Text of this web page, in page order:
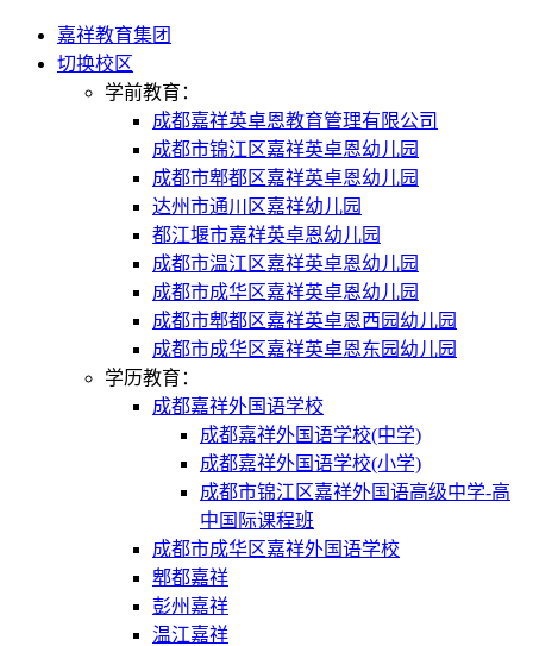
嘉祥教育集团
切换校区
学前教育：
成都嘉祥英卓恩教育管理有限公司
成都市锦江区嘉祥英卓恩幼儿园
成都市郫都区嘉祥英卓恩幼儿园
达州市通川区嘉祥幼儿园
都江堰市嘉祥英卓恩幼儿园
成都市温江区嘉祥英卓恩幼儿园
成都市成华区嘉祥英卓恩幼儿园
成都市郫都区嘉祥英卓恩西园幼儿园
成都市成华区嘉祥英卓恩东园幼儿园
学历教育：
成都嘉祥外国语学校
成都嘉祥外国语学校(中学)
成都嘉祥外国语学校(小学)
成都市锦江区嘉祥外国语高级中学-高
中国际课程班
成都市成华区嘉祥外国语学校
郫都嘉祥
彭州嘉祥
温江嘉祥